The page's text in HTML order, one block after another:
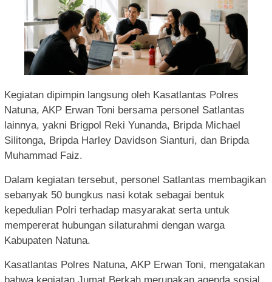
Kegiatan dipimpin langsung oleh Kasatlantas Polres
Natuna, AKP Erwan Toni bersama personel Satlantas
lainnya, yakni Brigpol Reki Yunanda, Bripda Michael
Silitonga, Bripda Harley Davidson Sianturi, dan Bripda
Muhammad Faiz.
Dalam kegiatan tersebut, personel Satlantas membagikan
sebanyak 50 bungkus nasi kotak sebagai bentuk
kepedulian Polri terhadap masyarakat serta untuk
mempererat hubungan silaturahmi dengan warga
Kabupaten Natuna.
Kasatlantas Polres Natuna, AKP Erwan Toni, mengatakan